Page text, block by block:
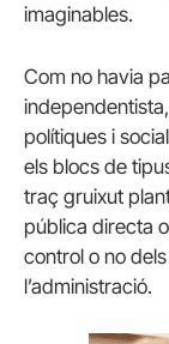
imaginables.
Com no havia
polítiques i
els blocs de
traç gruixut
pública directa
control o no
l’administració.